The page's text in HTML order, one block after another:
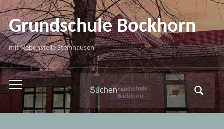
Grundschule Bockhorn
mit Nebenstelle Steinhausen
Toggle
mobile
menu
Search
for: